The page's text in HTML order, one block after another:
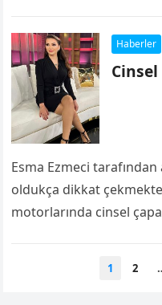
Haberler
Esma Ezmeci
oldukça dikkat
motorlarında cinsel
1 2